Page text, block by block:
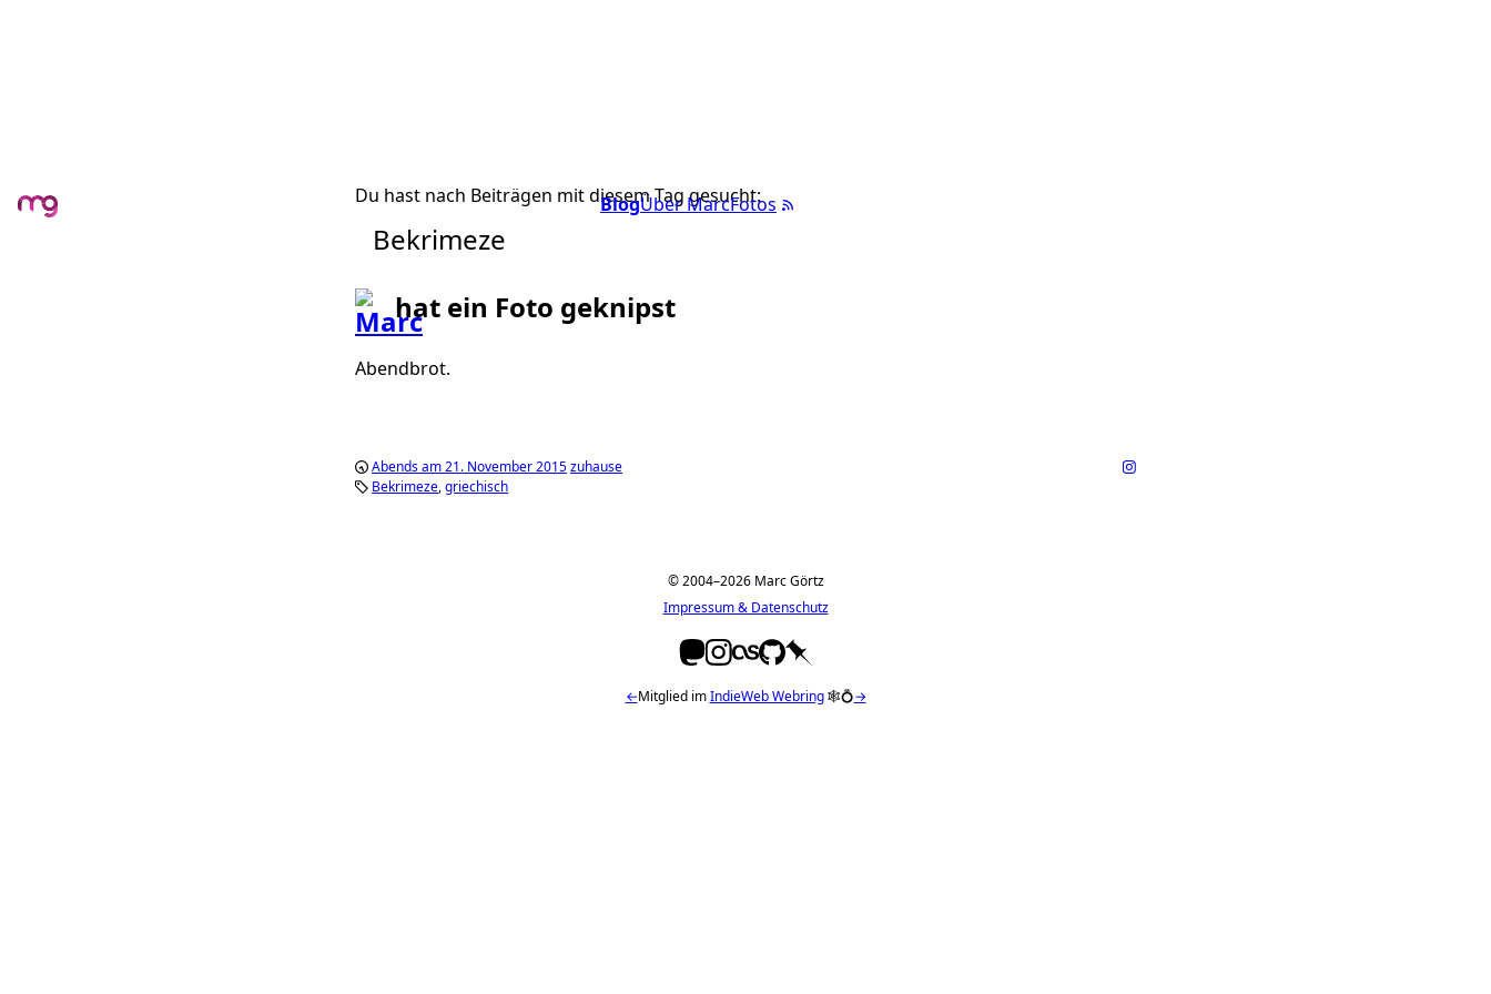
BlogÜber MarcFotos
Du hast nach Beiträgen mit diesem Tag gesucht:
Bekrimeze
hat ein Foto geknipst
Abendbrot.
Abends am 21. November 2015zuhause
Bekrimeze griechisch
© 2004–2026 Marc Görtz
Impressum & Datenschutz
←Mitglied imIndieWeb Webring🕸💍→